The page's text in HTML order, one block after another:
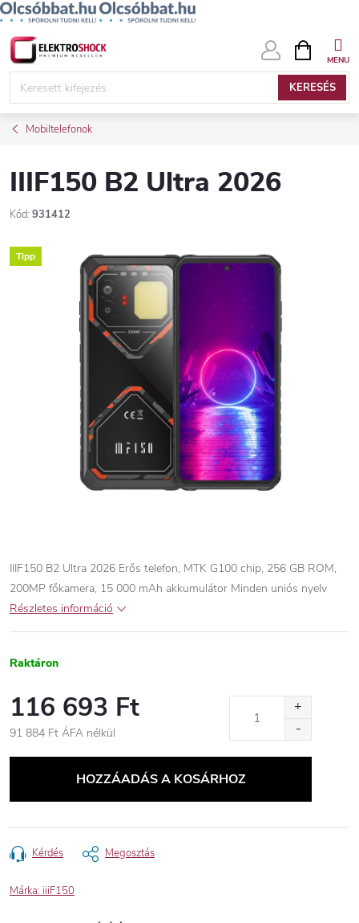
Ugrás
KERESÉS
KOSÁR
Mobiltelefonok
IIIF150 B2 Ultra 2026
Kód: 931412
Tipp
IIIF150 B2 Ultra 2026 Erős telefon, MTK G100 chip, 256 GB ROM,
200MP főkamera, 15 000 mAh akkumulátor Minden uniós nyelv
Részletes információ
Raktáron
116 693 Ft
91 884 Ft ÁFA nélkül
HOZZÁADÁS A KOSÁRHOZ
Kérdés Megosztás
Márka: iiiF150